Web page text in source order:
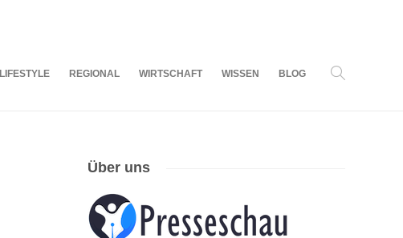
LIFESTYLE REGIONAL WIRTSCHAFT WISSEN BLOG
Über uns